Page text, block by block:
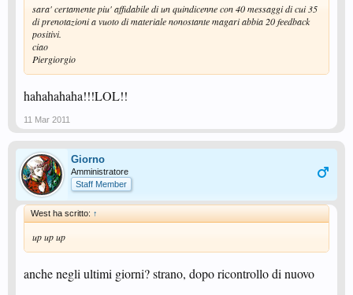
sara' certamente piu' affidabile di un quindicenne con 40 messaggi di cui 35
di prenotazioni a vuoto di materiale nonostante magari abbia 20 feedback
positivi.
ciao
Piergiorgio
hahahahaha!!!LOL!!
11 Mar 2011
Giorno
Amministratore
Staff Member
West ha scritto: ↑
up up up
anche negli ultimi giorni? strano, dopo ricontrollo di nuovo